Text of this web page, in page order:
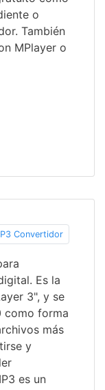
o
También
MPlayer o
Convertidor
Es la
3", y se
como forma
más
y
es un